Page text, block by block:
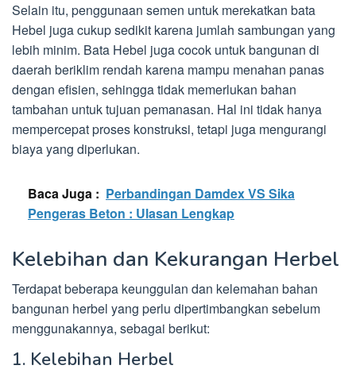
Selain itu, penggunaan semen untuk merekatkan bata
Hebel juga cukup sedikit karena jumlah sambungan yang
lebih minim. Bata Hebel juga cocok untuk bangunan di
daerah beriklim rendah karena mampu menahan panas
dengan efisien, sehingga tidak memerlukan bahan
tambahan untuk tujuan pemanasan. Hal ini tidak hanya
mempercepat proses konstruksi, tetapi juga mengurangi
biaya yang diperlukan.
Baca Juga : Perbandingan Damdex VS Sika
Pengeras Beton : Ulasan Lengkap
Kelebihan dan Kekurangan Herbel
Terdapat beberapa keunggulan dan kelemahan bahan
bangunan herbel yang perlu dipertimbangkan sebelum
menggunakannya, sebagai berikut:
1. Kelebihan Herbel